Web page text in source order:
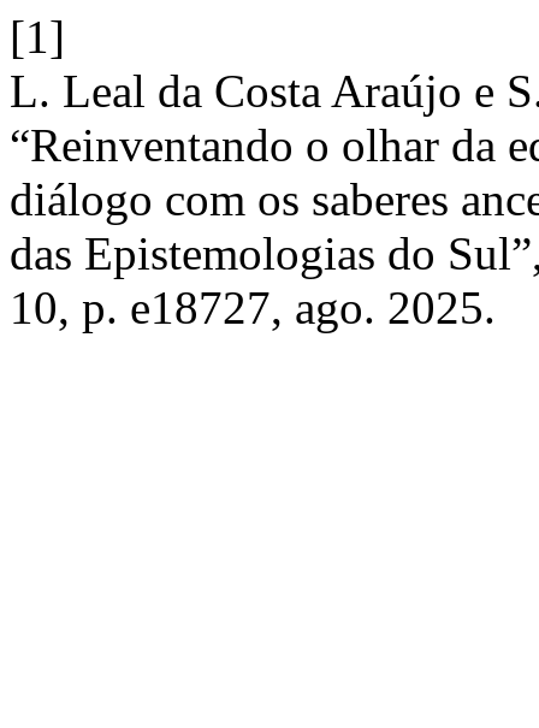
[1]
L. Leal da Costa Araújo e
“Reinventando o olhar da
diálogo com os saberes
das Epistemologias do
10, p. e18727, ago. 2025.